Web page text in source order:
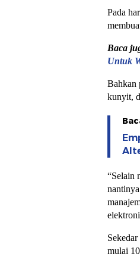
Pada
Baca
Untuk
Bahkan
kunyit,
“Selain
mulai